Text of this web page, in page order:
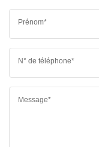
Prénom*
N° de téléphone*
Message*